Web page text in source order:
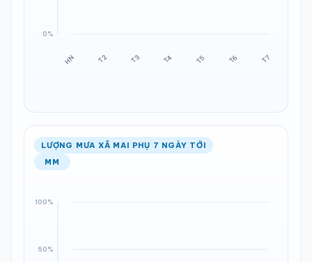
LƯỢNG MƯA XÃ MAI PHỤ 7 NGÀY TỚI
MM